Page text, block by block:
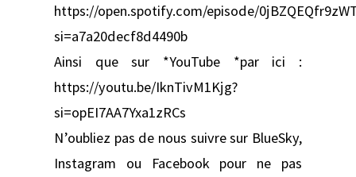
https://open.spotify.com/episode/
si=a7a20decf8d4490b
Ainsi que sur *YouTube *par ici :
https://youtu.be/IknTivM1Kjg?
si=opEI7AA7Yxa1zRCs
N’oubliez pas de nous suivre sur BlueSky,
Instagram ou Facebook pour ne pas